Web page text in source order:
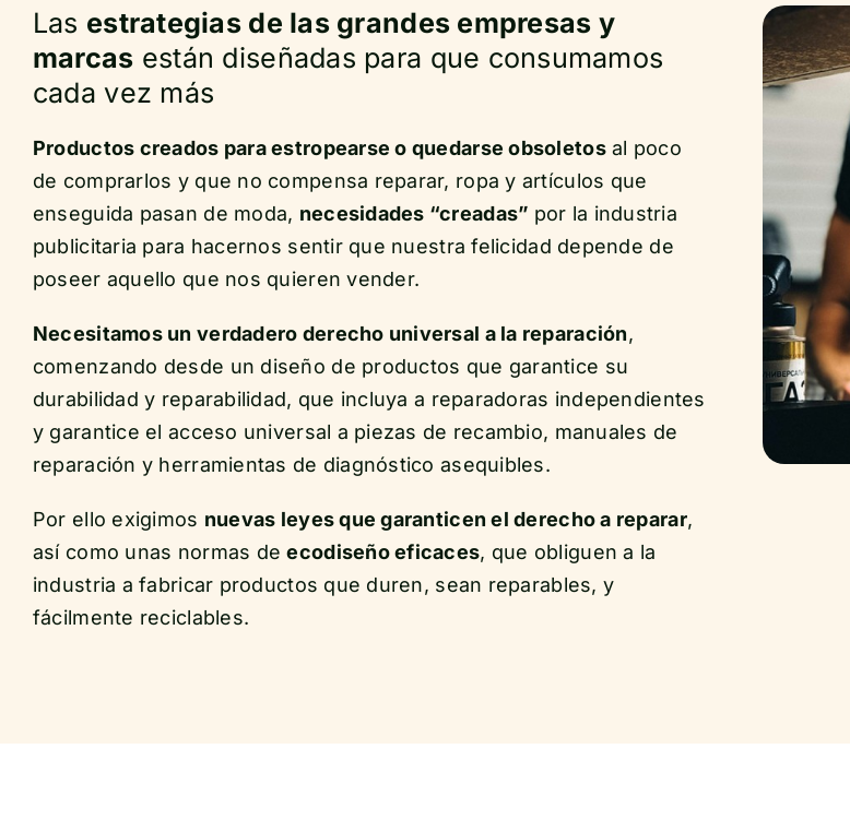
Las estrategias de las grandes empresas y
marcas están diseñadas para que consumamos
cada vez más
Productos creados para estropearse o quedarse obsoletosal poco
de comprarlos y que no compensa reparar, ropa y artículos que
enseguida pasan de moda, necesidades “creadas” por la industria
publicitaria para hacernos sentir que nuestra felicidad depende de
poseer aquello que nos quieren vender.
Necesitamos un verdadero derecho universal a la reparación,
comenzando desde un diseño de productos que garantice su
durabilidad y reparabilidad, que incluya a reparadoras independientes
y garantice el acceso universal a piezas de recambio, manuales de
reparación y herramientas de diagnóstico asequibles.
Por ello exigimos nuevas leyes que garanticen el derecho a reparar,
así como unas normas deecodiseño eficaces, que obliguen a la
industria a fabricar productos que duren, sean reparables, y
fácilmente reciclables.